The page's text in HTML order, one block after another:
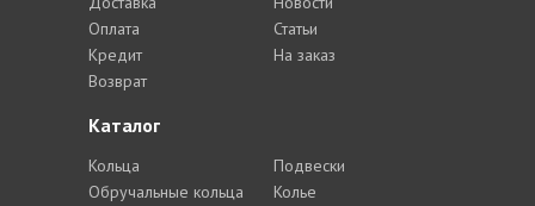
Каталог
Кольца
Обручальные кольца
Подвески
Колье
Оплата
Кредит
Возврат
Статьи
На заказ